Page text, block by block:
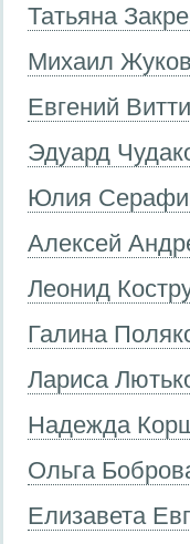
Татьяна
Михаил Жуков
Евгений
Эдуард
Юлия
Алексей
Леонид
Галина
Лариса
Надежда
Ольга
Елизавета